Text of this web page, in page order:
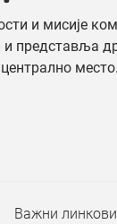
и мисије
и представља
место.
Важни линкови